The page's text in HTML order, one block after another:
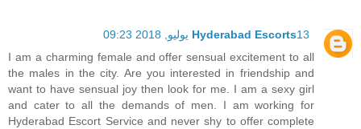
Hyderabad Escorts13 يوليو, 2018 09:23
I am a charming female and offer sensual excitement to all
the males in the city. Are you interested in friendship and
want to have sensual joy then look for me. I am a sexy girl
and cater to all the demands of men. I am working for
Hyderabad Escort Service and never shy to offer complete